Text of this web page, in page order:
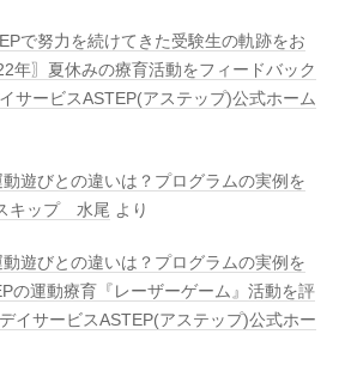
で努力を続けてきた受験生の軌跡をお
年〗夏休みの療育活動をフィードバック
サービスASTEP(アステップ)公式ホーム
遊びとの違いは？プログラムの実例を
キップ 水尾 より
遊びとの違いは？プログラムの実例を
の運動療育『レーザーゲーム』活動を評
イサービスASTEP(アステップ)公式ホー